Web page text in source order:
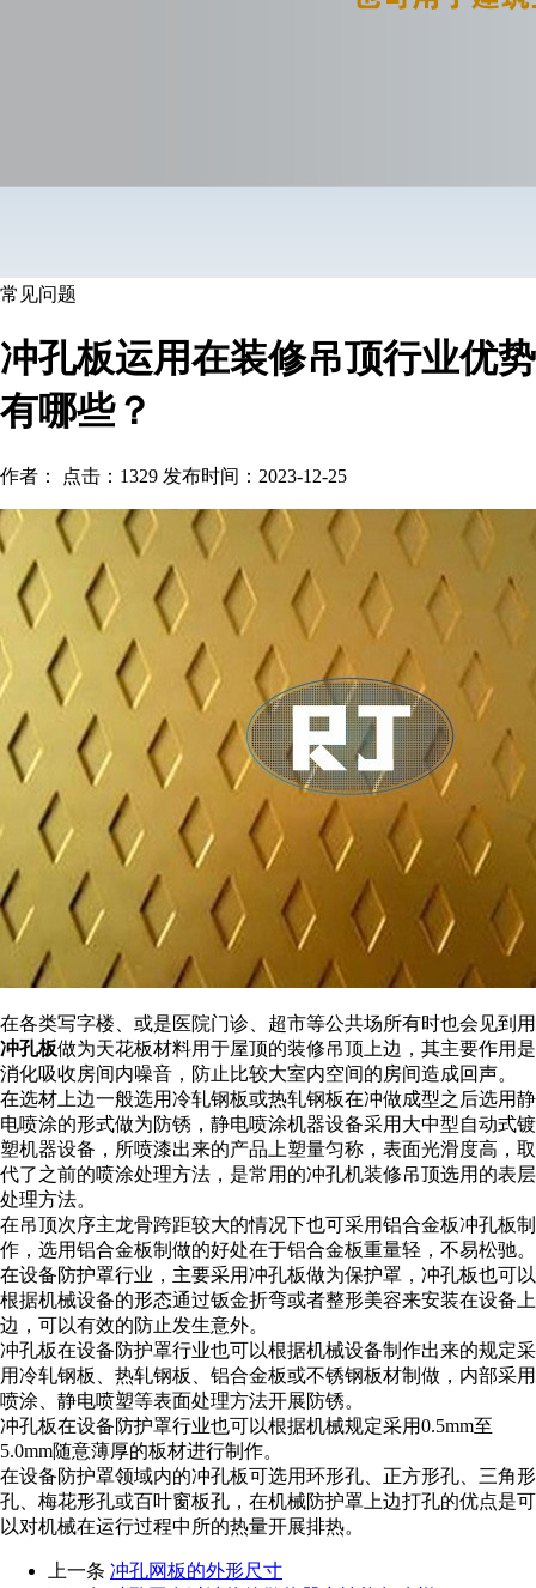
常见问题
冲孔板运用在装修吊顶行业优势
有哪些？
作者： 点击：1329 发布时间：2023-12-25
在各类写字楼、或是医院门诊、超市等公共场所有时也会见到用
冲孔板做为天花板材料用于屋顶的装修吊顶上边，其主要作用是
消化吸收房间内噪音，防止比较大室内空间的房间造成回声。
在选材上边一般选用冷轧钢板或热轧钢板在冲做成型之后选用静
电喷涂的形式做为防锈，静电喷涂机器设备采用大中型自动式镀
塑机器设备，所喷漆出来的产品上塑量匀称，表面光滑度高，取
代了之前的喷涂处理方法，是常用的冲孔机装修吊顶选用的表层
处理方法。
在吊顶次序主龙骨跨距较大的情况下也可采用铝合金板冲孔板制
作，选用铝合金板制做的好处在于铝合金板重量轻，不易松驰。
在设备防护罩行业，主要采用冲孔板做为保护罩，冲孔板也可以
根据机械设备的形态通过钣金折弯或者整形美容来安装在设备上
边，可以有效的防止发生意外。
冲孔板在设备防护罩行业也可以根据机械设备制作出来的规定采
用冷轧钢板、热轧钢板、铝合金板或不锈钢板材制做，内部采用
喷涂、静电喷塑等表面处理方法开展防锈。
冲孔板在设备防护罩行业也可以根据机械规定采用0.5mm至
5.0mm随意薄厚的板材进行制作。
在设备防护罩领域内的冲孔板可选用环形孔、正方形孔、三角形
孔、梅花形孔或百叶窗板孔，在机械防护罩上边打孔的优点是可
以对机械在运行过程中所的热量开展排热。
上一条 冲孔网板的外形尺寸